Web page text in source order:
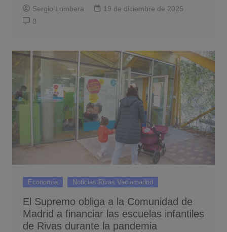
Sergio Lombera
19 de diciembre de 2025
0
Economía Noticias Rivas Vaciamadrid
El Supremo obliga a la Comunidad de
Madrid a financiar las escuelas infantiles
de Rivas durante la pandemia